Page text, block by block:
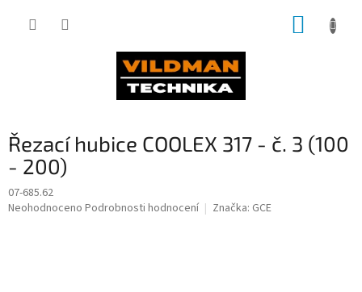
Řezací hubice COOLEX 317 - č. 3 (100
- 200)
07-685.62
Průměrné
Neohodnoceno Podrobnosti hodnocení Značka: GCE